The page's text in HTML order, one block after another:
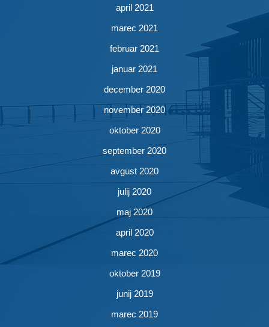
april 2021
marec 2021
februar 2021
januar 2021
december 2020
november 2020
oktober 2020
september 2020
avgust 2020
julij 2020
maj 2020
april 2020
marec 2020
oktober 2019
junij 2019
marec 2019